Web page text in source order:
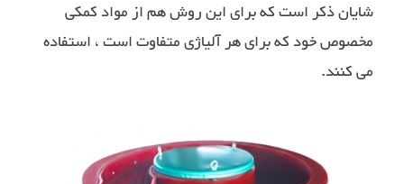
شایان ذکر است که برای این روش هم از مواد کمکی
مخصوص خود که برای هر آلیاژی متفاوت است ، استفاده
می کنند.